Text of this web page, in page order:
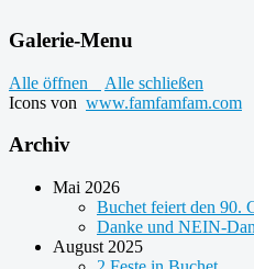
Galerie-Menu
Alle öffnen
Alle schließen
Icons von www.famfamfam.com
Archiv
Mai 2026
Buchet feiert den 90.
Danke und NEIN-
August 2025